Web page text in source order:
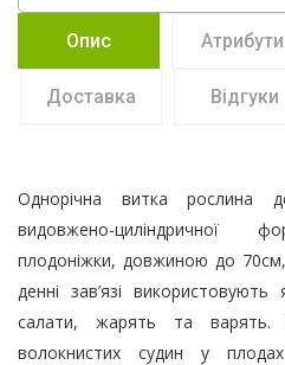
Опис Атрибути
Доставка Відгуки
Однорічна витка
видовжено-циліндричної
плодоніжки, довжиною до
денні зав’язі
салати, жарять та варять.
волокнистих судин у